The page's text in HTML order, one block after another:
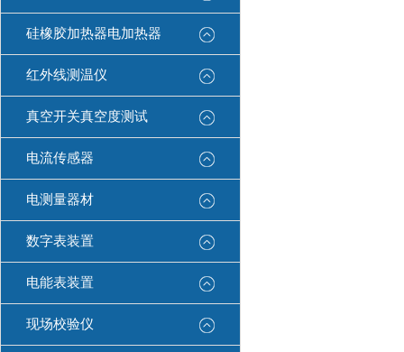
硅橡胶加热器电加热器
红外线测温仪
真空开关真空度测试
电流传感器
电测量器材
数字表装置
电能表装置
现场校验仪